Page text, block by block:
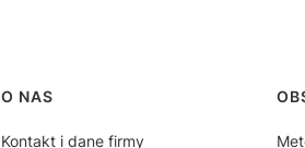
Linki w stopce
O NAS
Kontakt i dane firmy